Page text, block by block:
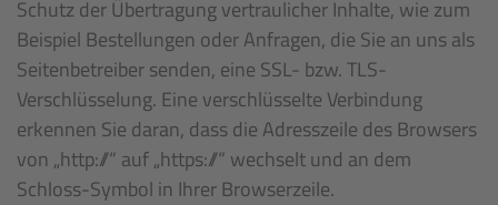
Schutz der Übertragung vertraulicher Inhalte, wie zum
Beispiel Bestellungen oder Anfragen, die Sie an uns als
Seitenbetreiber senden, eine SSL- bzw. TLS-
Verschlüsselung. Eine verschlüsselte Verbindung
erkennen Sie daran, dass die Adresszeile des Browsers
von „http://“ auf „https://“ wechselt und an dem
Schloss-Symbol in Ihrer Browserzeile.